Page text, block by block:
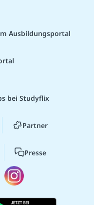
Ausbildungsportal
bei Studyflix
Partner
Presse